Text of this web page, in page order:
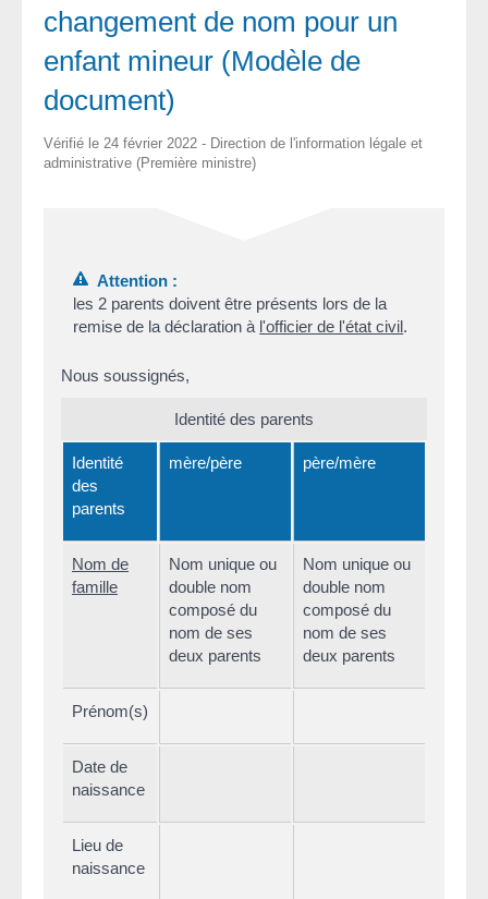
changement de nom pour un
enfant mineur (Modèle de
document)
Vérifié le 24 février 2022 - Direction de l'information légale et
administrative (Première ministre)
Attention :
les 2 parents doivent être présents lors de la
remise de la déclaration à l'officier de l'état civil.
Nous soussignés,
Identité des parents
Identité
des
parents
mère/père père/mère
Nom de
famille
Nom unique ou
double nom
composé du
nom de ses
deux parents
Nom unique ou
double nom
composé du
nom de ses
deux parents
Prénom(s)
Date de
naissance
Lieu de
naissance